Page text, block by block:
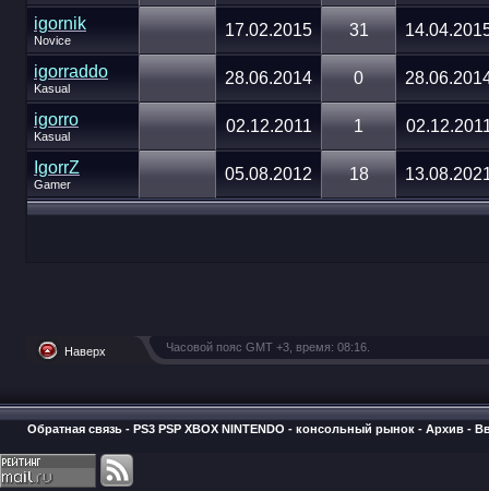
igornik
Novice
17.02.2015 31
igorraddo
Kasual
28.06.2014 0
igorro
Kasual
02.12.2011 1
IgorrZ
Gamer
05.08.2012 18
Наверх Часовой пояс GMT +3, время: 08:16
Обратная связь - PS3 PSP XBOX NINTENDO - консольный рынок - Архив -